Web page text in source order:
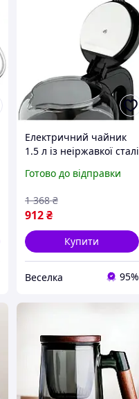
Електричний чайник
1.5 л із неіржавкої сталі
кип'ятінням і скляним
FLAME
Готово до відправки
912 ₴
1 368 ₴
Купити
Веселка 95%